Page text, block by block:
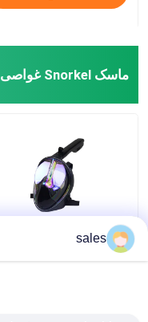
ماسک Snorkel غواصی
کامل صورت با استفاده
sales